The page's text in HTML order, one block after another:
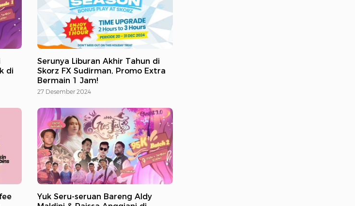
di
Serunya Liburan Akhir Tahun di
Skorz FX Sudirman, Promo Extra
Bermain 1 Jam!
27 Desember 2024
Yuk Seru-seruan Bareng Aldy